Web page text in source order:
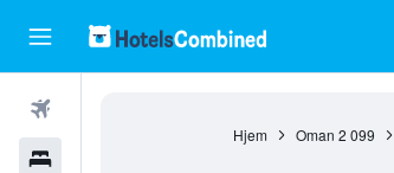
Hjem Oman 2 099